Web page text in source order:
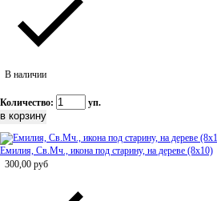
В наличии
Количество: уп.
Емилия, Св.Мч., икона под старину, на дереве (8x10)
300,00 руб